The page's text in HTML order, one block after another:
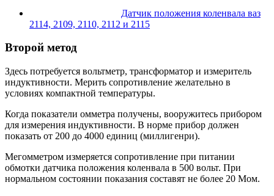
Датчик положения коленвала ваз
2114, 2109, 2110, 2112 и 2115
Второй метод
Здесь потребуется вольтметр, трансформатор и измеритель
индуктивности. Мерить сопротивление желательно в
условиях компактной температуры.
Когда показатели омметра получены, вооружитесь прибором
для измерения индуктивности. В норме прибор должен
показать от 200 до 4000 единиц (миллигенри).
Мегомметром измеряется сопротивление при питании
обмотки датчика положения коленвала в 500 вольт. При
нормальном состоянии показания составят не более 20 Мом.